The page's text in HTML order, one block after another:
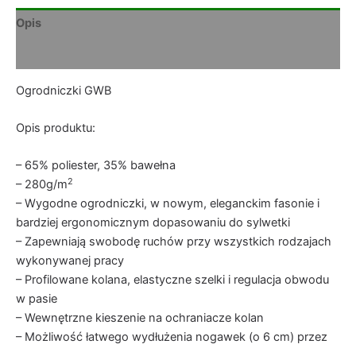
Opis
Ogrodniczki GWB
Opis produktu:
– 65% poliester, 35% bawełna
– 280g/m2
– Wygodne ogrodniczki, w nowym, eleganckim fasonie i
bardziej ergonomicznym dopasowaniu do sylwetki
– Zapewniają swobodę ruchów przy wszystkich rodzajach
wykonywanej pracy
– Profilowane kolana, elastyczne szelki i regulacja obwodu
w pasie
– Wewnętrzne kieszenie na ochraniacze kolan
– Możliwość łatwego wydłużenia nogawek (o 6 cm) przez